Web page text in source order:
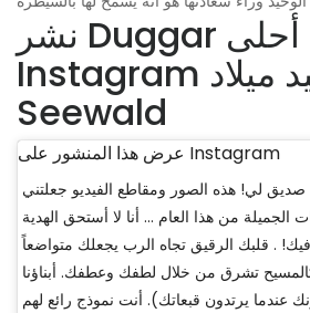
نشر Duggar أحلى
Instagram في عيد ميلاد
Seewald
عرض هذا المنشور على Instagram
صديق لي! هذه الصور ومقاطع الفيديو جعلتني
من هذا العام ... أنا لا أستحق الهدية
فيك! . قلبك الرقيق تجاه الرب يجعلك متواضعاً
كالمسيح تشرق من خلال لطفك وعطفك. أبناؤنا
عندما يرتدون قبعاتك). أنت نموذج رائع لهم